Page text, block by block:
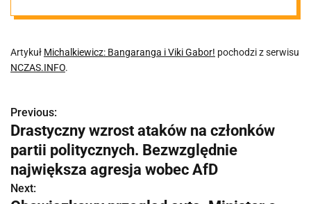
Artykuł Michalkiewicz: Bangaranga i Viki Gabor! pochodzi z serwisu
NCZAS.INFO.
N
a
w
i
Previous:
Drastyczny wzrost ataków na członków
partii politycznych. Bezwzględnie
największa agresja wobec AfD
Next: